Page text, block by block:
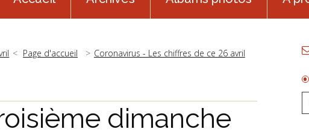
Page d'accueil Coronavirus - Les chiffres de ce 26 avril
dimanche